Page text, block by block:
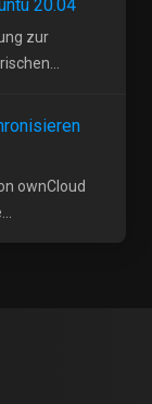
20.04
zur
ownCloud